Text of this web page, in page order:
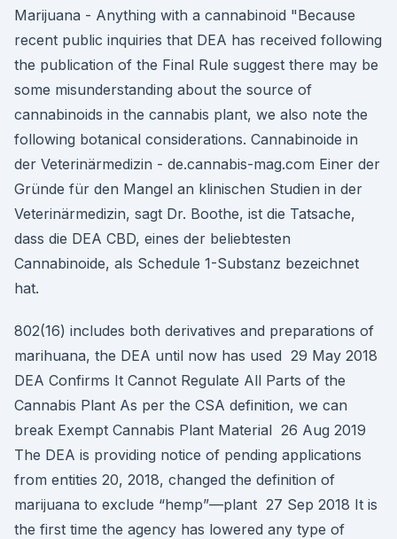
Marijuana - Anything with a cannabinoid "Because
recent public inquiries that DEA has received following
the publication of the Final Rule suggest there may be
some misunderstanding about the source of
cannabinoids in the cannabis plant, we also note the
following botanical considerations. Cannabinoide in
der Veterinärmedizin - de.cannabis-mag.com Einer der
Gründe für den Mangel an klinischen Studien in der
Veterinärmedizin, sagt Dr. Boothe, ist die Tatsache,
dass die DEA CBD, eines der beliebtesten
Cannabinoide, als Schedule 1-Substanz bezeichnet
hat.
802(16) includes both derivatives and preparations of
marihuana, the DEA until now has used 29 May 2018
DEA Confirms It Cannot Regulate All Parts of the
Cannabis Plant As per the CSA definition, we can
break Exempt Cannabis Plant Material 26 Aug 2019
The DEA is providing notice of pending applications
from entities 20, 2018, changed the definition of
marijuana to exclude “hemp”—plant 27 Sep 2018 It is
the first time the agency has lowered any type of